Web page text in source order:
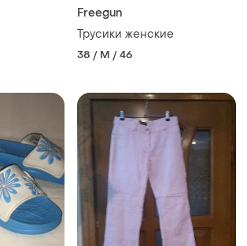
Freegun
Трусики женские
38 / M / 46